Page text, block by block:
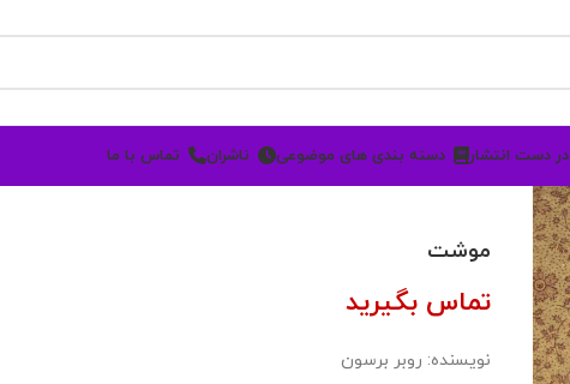
در دست انتشار دسته بندی های موضوعی ناشران تماس با ما
موشت
تماس بگیرید
نویسنده: روبر برسون